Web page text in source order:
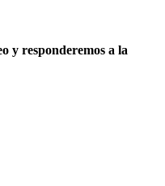
y responderemos a la